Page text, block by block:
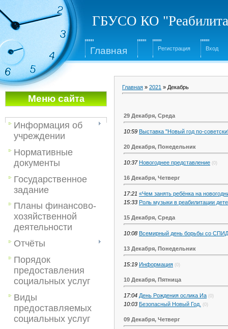
ГБУСО КО
Главная Регистрация Вход
Меню сайта
Информация об
учреждении
Нормативные
документы
Государственное
задание
Планы финансово-
хозяйственной
деятельности
Отчёты
Порядок
предоставления
социальных услуг
Виды
предоставляемых
социальных услуг
Главная » 2021 » Декабрь
29 Декабря, Среда
10:59 Выставка "Новый год по-
20 Декабря, Понедельник
10:37 Новогоднее представление (0)
16 Декабря, Четверг
17:21 «Чем занять ребёнка на
15:33 Роль музыки в реабилитации
15 Декабря, Среда
10:08 Всемирный день борьбы со
13 Декабря, Понедельник
15:19 Информация (0)
10 Декабря, Пятница
17:04 День Рождения ослика Иа (0)
10:03 Безопасный Новый Год. (0)
09 Декабря, Четверг